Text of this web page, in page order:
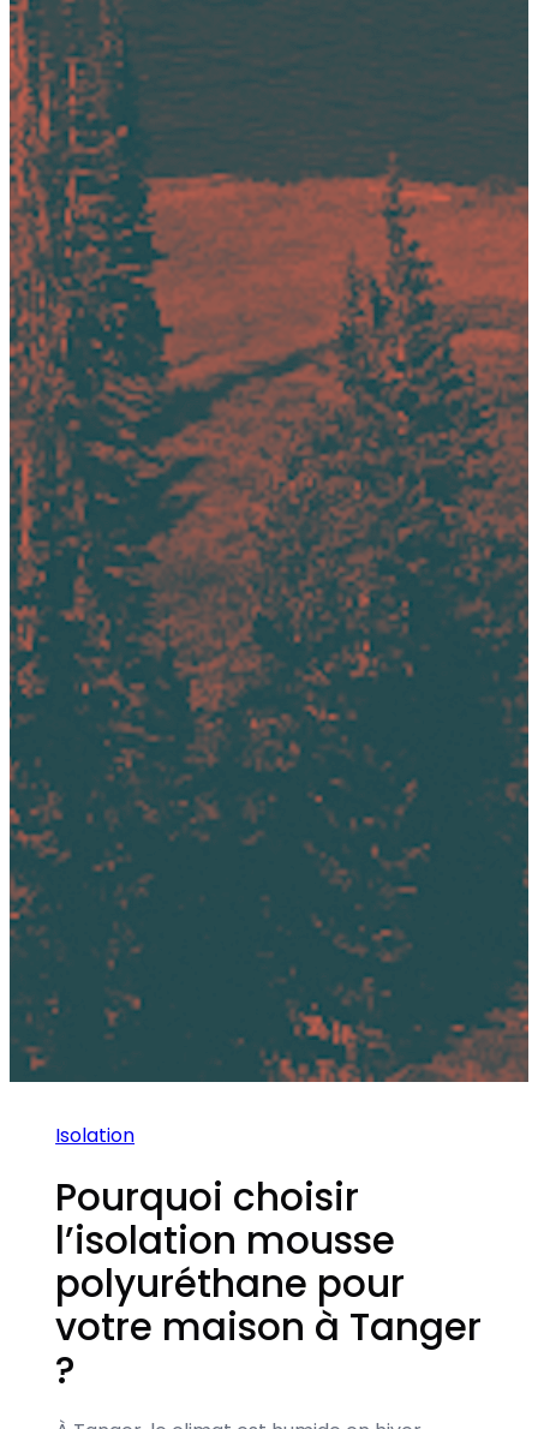
Isolation
Pourquoi choisir
l’isolation mousse
polyuréthane pour
votre maison à Tanger
?